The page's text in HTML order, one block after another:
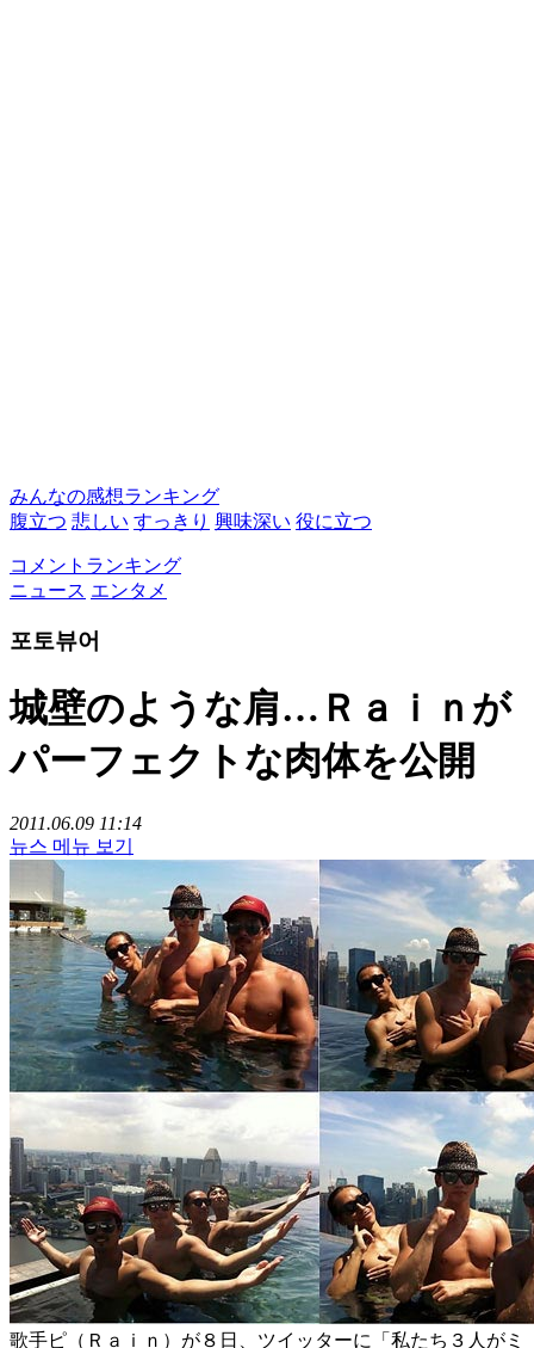
みんなの感想ランキング
腹立つ 悲しい すっきり 興味深い 役に立つ
コメントランキング
ニュース エンタメ
포토뷰어
城壁のような肩…Ｒａｉｎが
パーフェクトな肉体を公開
2011.06.09 11:14
뉴스 메뉴 보기
歌手ピ（Ｒａｉｎ）が８日、ツイッターに「私たち３人がミ